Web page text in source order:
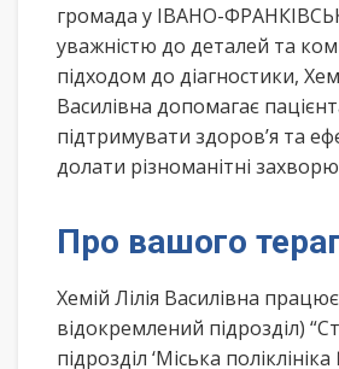
громада у ІВАНО-
уважністю до деталей та
підходом до діагностики,
Василівна допомагає
підтримувати здоров’я та
долати різноманітні
Про вашого
Хемій Лілія Василівна
відокремлений підрозділ)
підрозділ ‘Міська поліклініка